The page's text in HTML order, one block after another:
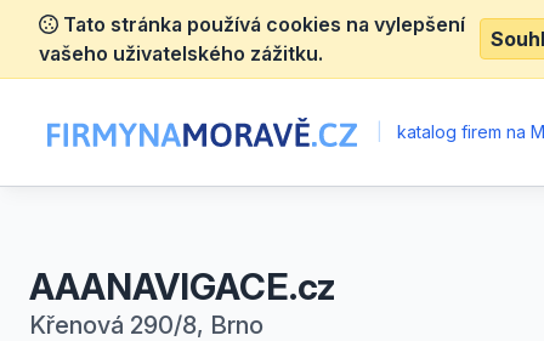
Tato stránka používá cookies na vylepšení
vašeho uživatelského zážitku.
katalog firem na
AAANAVIGACE.cz
Křenová 290/8, Brno